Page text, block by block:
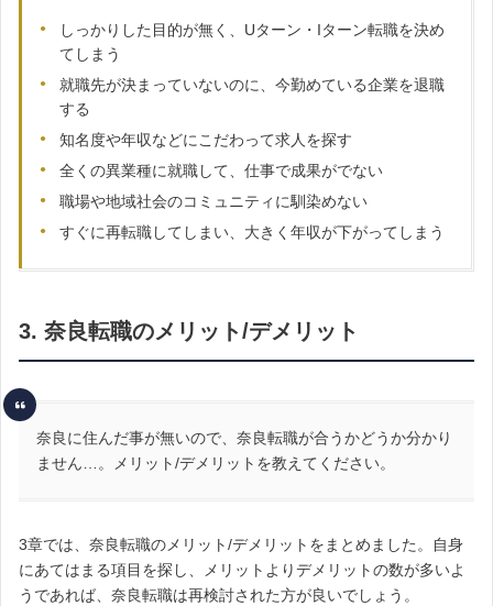
しっかりした目的が無く、Uターン・Iターン転職を決め
てしまう
就職先が決まっていないのに、今勤めている企業を退職
する
知名度や年収などにこだわって求人を探す
全くの異業種に就職して、仕事で成果がでない
職場や地域社会のコミュニティに馴染めない
すぐに再転職してしまい、大きく年収が下がってしまう
3. 奈良転職のメリット/デメリット
奈良に住んだ事が無いので、奈良転職が合うかどうか分かり
ません…。メリット/デメリットを教えてください。
3章では、奈良転職のメリット/デメリットをまとめました。自身
にあてはまる項目を探し、メリットよりデメリットの数が多いよ
うであれば、奈良転職は再検討された方が良いでしょう。